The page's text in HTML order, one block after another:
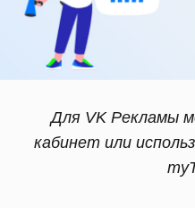
Для VK Рекламы
кабинет или